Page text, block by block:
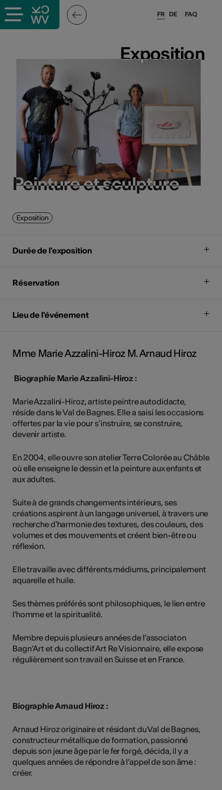
FAQ
FR DE
Exposition
Peinture et sculpture
Exposition
Peinture et sculpture
Exposition
Durée de l'exposition
Réservation
Lieu de l'événement
Mme Marie Azzalini-Hiroz M. Arnaud Hiroz
Biographie Marie Azzalini-Hiroz :
Marie Azzalini-Hiroz, artiste peintre autodidacte,
réside dans le Val de Bagnes. Elle a saisi les occasions
offertes par la vie pour s’instruire, se construire,
devenir artiste.
En 2004, elle ouvre son atelier Terre Colorée au Châble
où elle enseigne le dessin et la peinture aux enfants et
aux adultes.
Suite à de grands changements intérieurs, ses
créations aspirent à un langage universel, à travers une
recherche d'harmonie des textures, des couleurs, des
volumes et des mouvements et créent bien-être ou
réflexion.
Elle travaille avec différents médiums, principalement
aquarelle et huile.
Ses thèmes préférés sont philosophiques, le lien entre
l'homme et la spiritualité.
Membre depuis plusieurs années de l’associaton
Bagn’Art et du collectif Art Re Visionnaire, elle expose
régulièrement son travail en Suisse et en France.
Biographie Arnaud Hiroz :
Arnaud Hiroz originaire et résidant du Val de Bagnes,
constructeur métallique de formation, passionné
depuis son jeune âge par le fer forgé, décida, il y a
quelques années de répondre à l’appel de son âme :
créer.